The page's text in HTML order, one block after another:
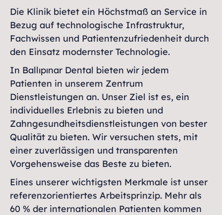
Die Klinik bietet ein Höchstmaß an Service in
Bezug auf technologische Infrastruktur,
Fachwissen und Patientenzufriedenheit durch
den Einsatz modernster Technologie.
In Ballıpınar Dental bieten wir jedem
Patienten in unserem Zentrum
Dienstleistungen an. Unser Ziel ist es, ein
individuelles Erlebnis zu bieten und
Zahngesundheitsdienstleistungen von bester
Qualität zu bieten. Wir versuchen stets, mit
einer zuverlässigen und transparenten
Vorgehensweise das Beste zu bieten.
Eines unserer wichtigsten Merkmale ist unser
referenzorientiertes Arbeitsprinzip. Mehr als
60 % der internationalen Patienten kommen